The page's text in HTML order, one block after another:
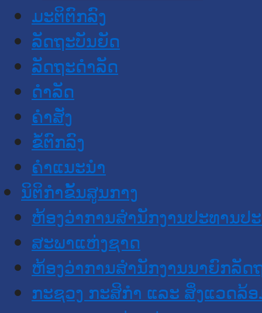
ມະຕິຕົກລົງ
ລັດຖະບັນຍັດ
ລັດຖະດໍາລັດ
ດໍາລັດ
ຄໍາສັ່ງ
ຂໍ້ຕົກລົງ
ຄໍາແນະນໍາ
ນິຕິກຳຂັ້ນສູນກາງ
ຫ້ອງວ່າການສໍານັກງານປະທານປ
ສະພາແຫ່ງຊາດ
ຫ້ອງວ່າການສຳນັກງານນາຍົກລັດ
ກະຊວງ ກະສິກຳ ແລະ ສິ່ງແວດລ້